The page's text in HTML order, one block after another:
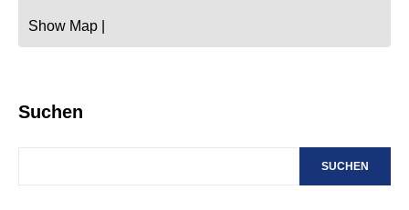
Show Map
Suchen
SUCHEN